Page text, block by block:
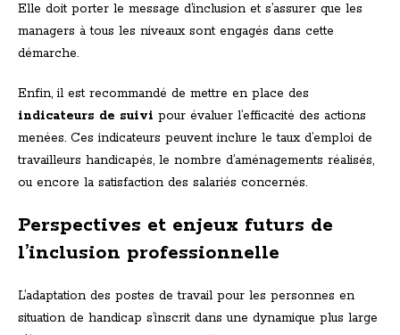
Elle doit porter le message d’inclusion et s’assurer que les
managers à tous les niveaux sont engagés dans cette
démarche.
Enfin, il est recommandé de mettre en place des
indicateurs de suivi pour évaluer l’efficacité des actions
menées. Ces indicateurs peuvent inclure le taux d’emploi de
travailleurs handicapés, le nombre d’aménagements réalisés,
ou encore la satisfaction des salariés concernés.
Perspectives et enjeux futurs de
l’inclusion professionnelle
L’adaptation des postes de travail pour les personnes en
situation de handicap s’inscrit dans une dynamique plus large